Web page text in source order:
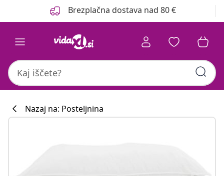
Brezplačna dostava nad 80 €
Nazaj na: Posteljnina